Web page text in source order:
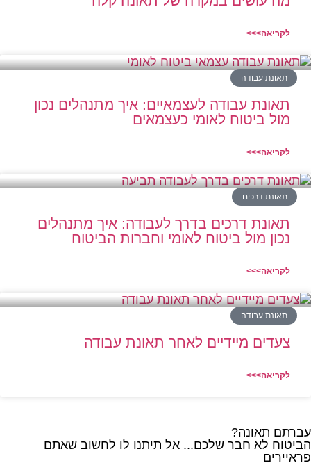
לקריאה>>>
תאונת עבודה
תאונת עבודה לעצמאיים: איך מתנהלים נכון
מול ביטוח לאומי כעצמאים
לקריאה>>>
תאונת דרכים
תאונת דרכים בדרך לעבודה: איך מתנהלים
נכון מול ביטוח לאומי וחברות הביטוח
לקריאה>>>
תאונת עבודה
צעדים מיידיים לאחר תאונת עבודה
לקריאה>>>
עברתם תאונה?
הביטוח לא חבר שלכם... אל תיתנו לו לחשוב שאתם
פראיירים